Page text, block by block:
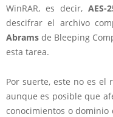
WinRAR, es decir, AES-
descifrar el archivo
Abrams de Bleeping
esta tarea.
Por suerte, este no es el
aunque es posible que
conocimientos o dominio